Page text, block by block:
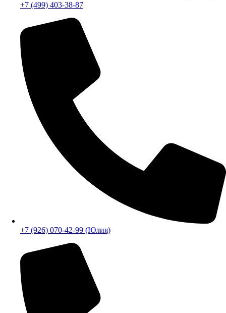
Бесплатный звонок
E-mail:
info@steelproplus.ru
Адрес:
+7 (499) 403-38-87
+7 (926) 070-42-99 (Юлия)